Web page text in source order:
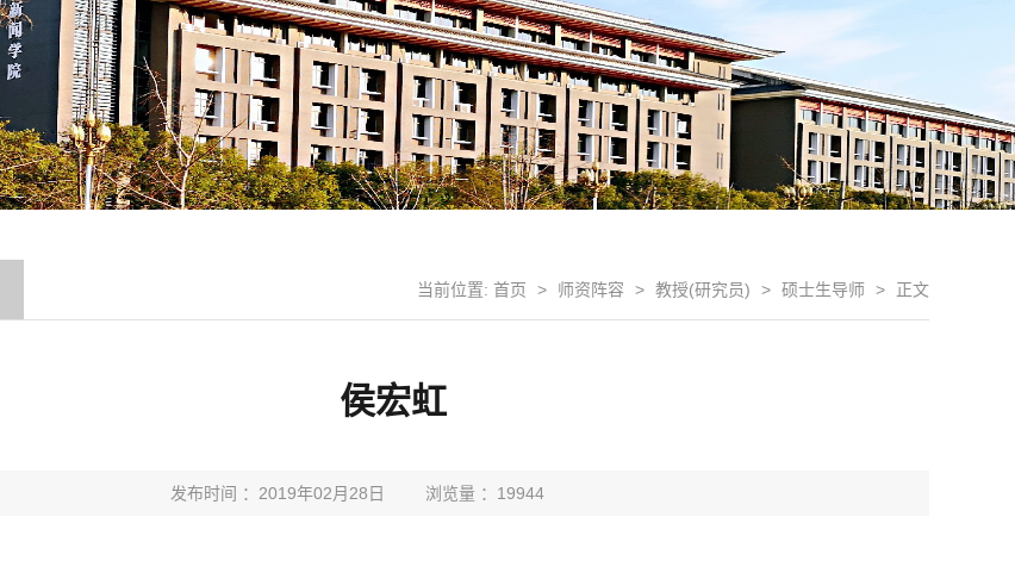
当前位置: 首页 > 师资阵容 > 教授(研究员) > 硕士生导师 > 正文
侯宏虹
发布时间 ：2019年02月28日 浏览量 ： 19944